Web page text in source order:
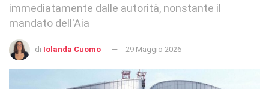
immediatamente dalle autorità, nonstante il
mandato dell'Aia
di Iolanda Cuomo 29 Maggio 2026